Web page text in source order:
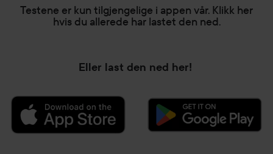
Testene er kun tilgjengelige i appen vår. Klikk her
hvis du allerede har lastet den ned.
Eller last den ned her!
HOPP OVER SEKSJON